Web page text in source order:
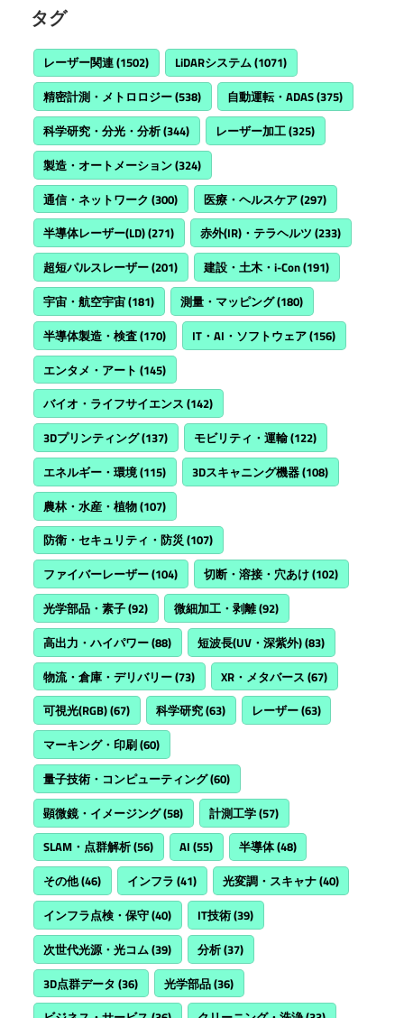
タグ
レーザー関連(1502) LiDARシステム(1071)
精密計測・メトロロジー(538) 自動運転・ADAS(375)
科学研究・分光・分析(344) レーザー加工(325)
製造・オートメーション(324)
通信・ネットワーク (300) 医療・ヘルスケア(297)
半導体レーザー(LD)(271) 赤外(IR)・テラヘルツ (233)
超短パルスレーザー(201) 建設・土木・i-Con(191)
宇宙・航空宇宙(181) 測量・マッピング(180)
半導体製造・検査(170) IT・AI・ソフトウェア(156)
エンタメ・アート (145)
バイオ・ライフサイエンス (142)
3Dプリンティング(137) モビリティ・運輸(122)
エネルギー・環境(115) 3Dスキャニング機器(108)
農林・水産・植物(107)
防衛・セキュリティ・防災(107)
ファイバーレーザー(104) 切断・溶接・穴あけ(102)
光学部品・素子(92) 微細加工・剥離(92)
高出力・ハイパワー(88) 短波長(UV・深紫外)(83)
物流・倉庫・デリバリー(73) XR・メタバース (67)
可視光(RGB)(67) 科学研究(63) レーザー(63)
マーキング・印刷(60)
量子技術・コンピューティング(60)
顕微鏡・イメージング(58) 計測工学(57)
SLAM・点群解析(56) AI (55) 半導体(48)
その他(46) インフラ (41) 光変調・スキャナ(40)
インフラ点検・保守(40) IT技術(39)
次世代光源・光コム(39) 分析(37)
3D点群データ (36) 光学部品(36)